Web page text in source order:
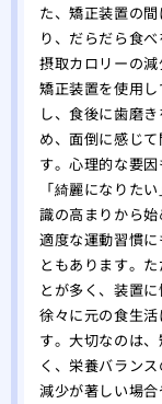
た、矯正装置の
り、だらだら食
摂取カロリーの
矯正装置を使用
し、食後に歯磨
め、面倒に感じ
す。心理的な要
「綺麗になりた
識の高まりから
適度な運動習慣
ともあります。
とが多く、装置
徐々に元の食生
す。大切なのは
く、栄養バラン
減少が著しい場